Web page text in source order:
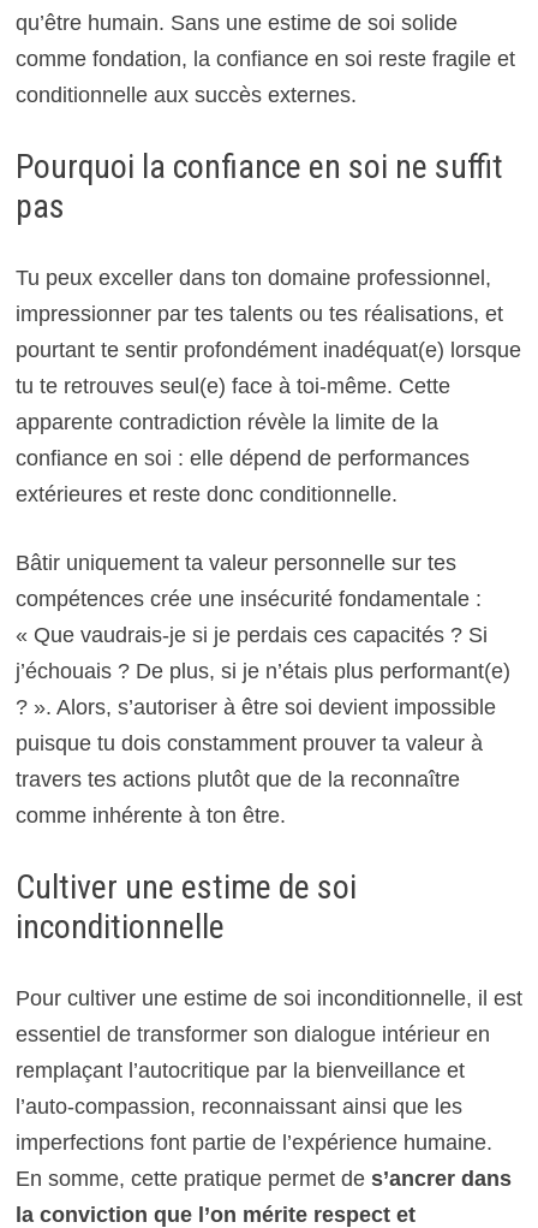
qu’être humain. Sans une estime de soi solide
comme fondation, la confiance en soi reste fragile et
conditionnelle aux succès externes.
Pourquoi la confiance en soi ne suffit
pas
Tu peux exceller dans ton domaine professionnel,
impressionner par tes talents ou tes réalisations, et
pourtant te sentir profondément inadéquat(e) lorsque
tu te retrouves seul(e) face à toi-même. Cette
apparente contradiction révèle la limite de la
confiance en soi : elle dépend de performances
extérieures et reste donc conditionnelle.
Bâtir uniquement ta valeur personnelle sur tes
compétences crée une insécurité fondamentale :
« Que vaudrais-je si je perdais ces capacités ? Si
j’échouais ? De plus, si je n’étais plus performant(e)
? ». Alors, s’autoriser à être soi devient impossible
puisque tu dois constamment prouver ta valeur à
travers tes actions plutôt que de la reconnaître
comme inhérente à ton être.
Cultiver une estime de soi
inconditionnelle
Pour cultiver une estime de soi inconditionnelle, il est
essentiel de transformer son dialogue intérieur en
remplaçant l’autocritique par la bienveillance et
l’auto-compassion, reconnaissant ainsi que les
imperfections font partie de l’expérience humaine.
En somme, cette pratique permet de s’ancrer dans
la conviction que l’on mérite respect et